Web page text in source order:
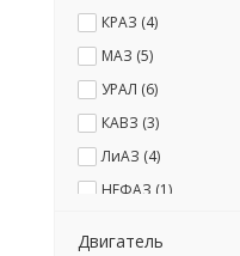
КРАЗ (4)
МАЗ (5)
УРАЛ (6)
КАВЗ (3)
ЛиАЗ (4)
НЕФАЗ (1)
Двигатель